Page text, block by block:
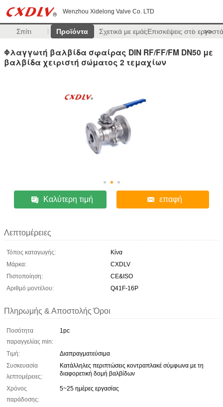
Wenzhou Xidelong Valve Co. LTD
Σπίτι Προϊόντα Σχετικά με εμάςΕπισκέψεις στο >>
Φλαγγωτή βαλβίδα σφαίρας DIN RF/FF/FM DN50 με
βαλβίδα χειριστή σώματος 2 τεμαχίων
Καλύτερη τιμή επαφή
Λεπτομέρειες
Τόπος καταγωγής:
Κίνα
Μάρκα:
CXDLV
Πιστοποίηση:
CE&ISO
Αριθμό μοντέλου:
Q41F-16P
Πληρωμής & Αποστολής Όροι
Ποσότητα
παραγγελίας min:
1pc
Τιμή:
Διαπραγματεύσιμα
Συσκευασία
λεπτομέρειες:
Κατάλληλες περιπτώσεις κοντραπλακέ σύμφωνα με τη
διαφορετική δομή βαλβίδων
Χρόνος
παράδοσης:
5~25 ημέρες εργασίας